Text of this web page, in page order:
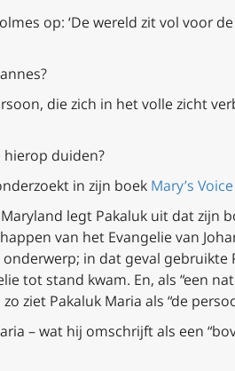
op: ‘De wereld zit vol voor
die zich in het volle zicht
hierop duiden?
in zijn boek Mary’s
legt Pakaluk uit dat zijn
van het Evangelie van
in dat geval
tot stand kwam. En, als “een
ziet Pakaluk Maria als “de
– wat hij omschrijft als een